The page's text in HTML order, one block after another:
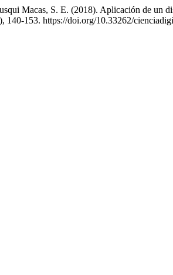
Macas, S. E. (2018). Aplicación de un
140-153. https://doi.org/10.33262/